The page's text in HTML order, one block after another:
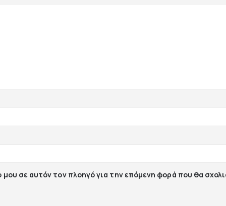
σε αυτόν τον πλοηγό για την επόμενη φορά που θα